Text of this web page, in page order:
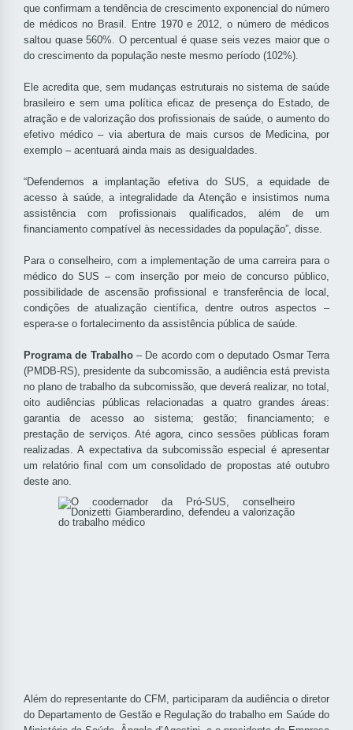
que confirmam a tendência de crescimento exponencial do número
de médicos no Brasil. Entre 1970 e 2012, o número de médicos
saltou quase 560%. O percentual é quase seis vezes maior que o
do crescimento da população neste mesmo período (102%).
Ele acredita que, sem mudanças estruturais no sistema de saúde
brasileiro e sem uma política eficaz de presença do Estado, de
atração e de valorização dos profissionais de saúde, o aumento do
efetivo médico – via abertura de mais cursos de Medicina, por
exemplo – acentuará ainda mais as desigualdades.
“Defendemos a implantação efetiva do SUS, a equidade de
acesso à saúde, a integralidade da Atenção e insistimos numa
assistência com profissionais qualificados, além de um
financiamento compatível às necessidades da população”, disse.
Para o conselheiro, com a implementação de uma carreira para o
médico do SUS – com inserção por meio de concurso público,
possibilidade de ascensão profissional e transferência de local,
condições de atualização científica, dentre outros aspectos –
espera-se o fortalecimento da assistência pública de saúde.
Programa de Trabalho– De acordo com o deputado Osmar Terra
(PMDB-RS), presidente da subcomissão, a audiência está prevista
no plano de trabalho da subcomissão, que deverá realizar, no total,
oito audiências públicas relacionadas a quatro grandes áreas:
garantia de acesso ao sistema; gestão; financiamento; e
prestação de serviços. Até agora, cinco sessões públicas foram
realizadas. A expectativa da subcomissão especial é apresentar
um relatório final com um consolidado de propostas até outubro
deste ano.
Além do representante do CFM, participaram da audiência o diretor
do Departamento de Gestão e Regulação do trabalho em Saúde do